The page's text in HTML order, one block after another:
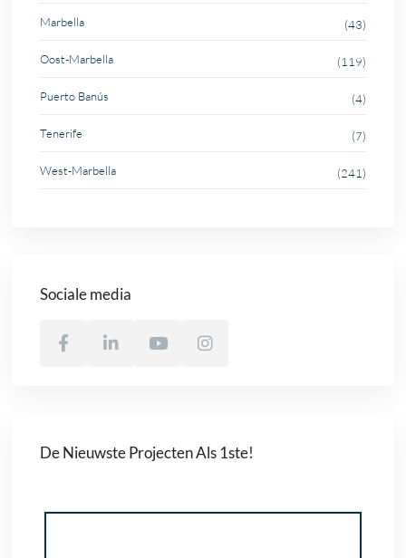
Marbella (43)
Oost-Marbella (119)
Puerto Banús (4)
Tenerife (7)
West-Marbella (241)
Sociale media
De Nieuwste Projecten Als 1ste!